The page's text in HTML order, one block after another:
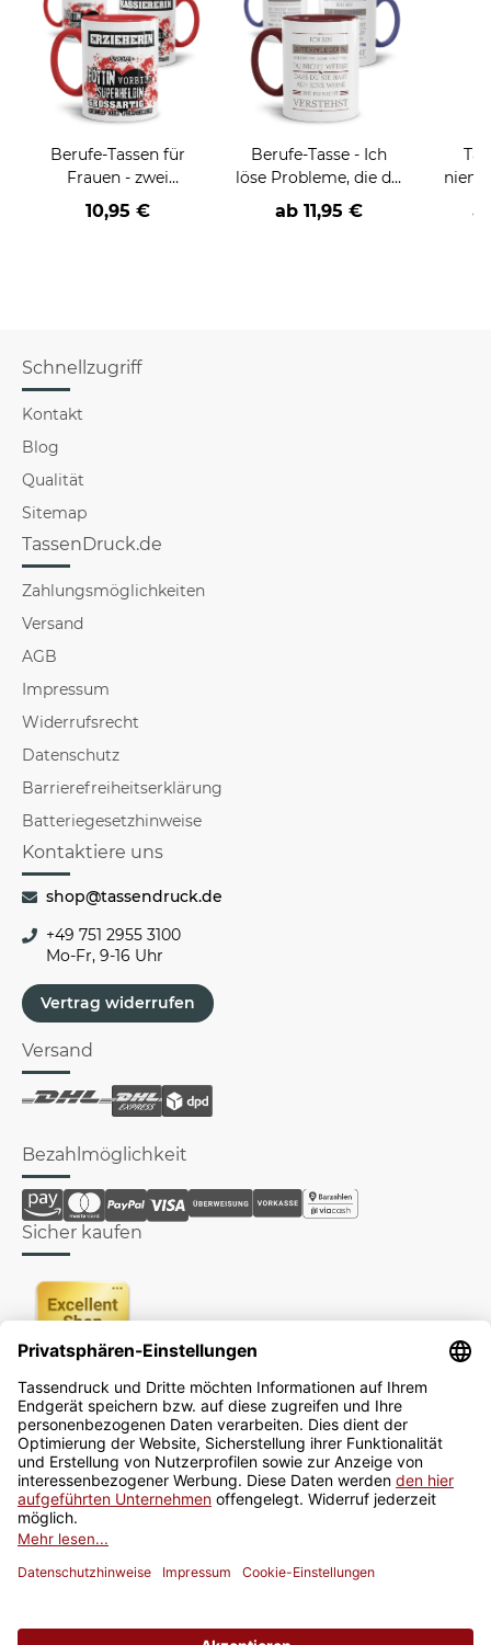
Berufe-Tassen für
Frauen - zwei
Farbvarianten
10,95 €
Berufe-Tasse - Ich
löse Probleme, die du
nicht verstehst -
verschiedene Berufe
ab 11,95 €
Schnellzugriff
Kontakt
Blog
Qualität
Sitemap
TassenDruck.de
Zahlungsmöglichkeiten
Versand
AGB
Impressum
Widerrufsrecht
Datenschutz
Barrierefreiheitserklärung
Batteriegesetzhinweise
Kontaktiere uns
shop@tassendruck.de
+49 751 2955 3100
Mo-Fr, 9-16 Uhr
Vertrag widerrufen
Versand
Bezahlmöglichkeit
Sicher kaufen
Newsletter